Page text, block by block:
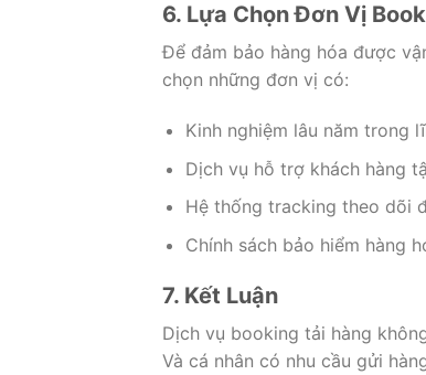
6. Lựa Chọn Đơn Vị
Để đảm bảo hàng hóa được
chọn những đơn vị có:
Kinh nghiệm lâu năm trong
Dịch vụ hỗ trợ khách hàng
Hệ thống tracking theo dõi
Chính sách bảo hiểm hàng
7. Kết Luận
Dịch vụ booking tải hàng
Và cá nhân có nhu cầu gửi